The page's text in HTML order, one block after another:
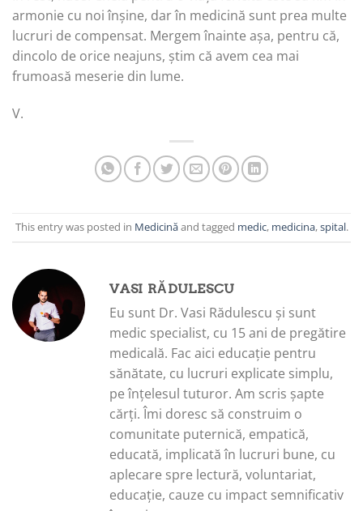
armonie cu noi înșine, dar în medicină sunt prea multe
lucruri de compensat. Mergem înainte așa, pentru că,
dincolo de orice neajuns, știm că avem cea mai
frumoasă meserie din lume.
V.
This entry was posted in Medicinăand tagged medic, medicina,spital.
VASI RĂDULESCU
Eu sunt Dr. Vasi Rădulescu și sunt
medic specialist, cu 15 ani de pregătire
medicală. Fac aici educație pentru
sănătate, cu lucruri explicate simplu,
pe înțelesul tuturor. Am scris șapte
cărți. Îmi doresc să construim o
comunitate puternică, empatică,
educată, implicată în lucruri bune, cu
aplecare spre lectură, voluntariat,
educație, cauze cu impact semnificativ